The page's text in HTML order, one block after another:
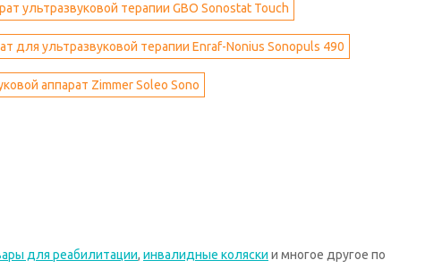
ультразвуковой терапии GBO Sonostat Touch
для ультразвуковой терапии Enraf-Nonius Sonopuls 490
аппарат Zimmer Soleo Sono
для реабилитации, инвалидные коляски и многое другое по